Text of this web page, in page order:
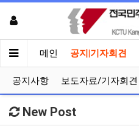
메인 공지|기자회견
공지사항 보도자료/기자회견
New Post